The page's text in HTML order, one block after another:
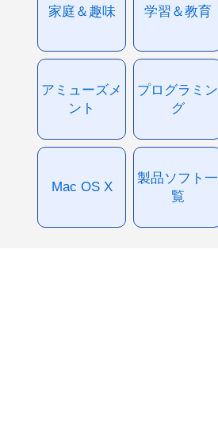
家庭＆趣味 学習＆教育
アミューズメ
ント
プログラミン
グ
Mac OS X
製品ソフト一
覧